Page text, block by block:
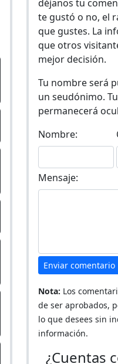
déjanos tu
te gustó o no, el
que gustes. La
que otros
mejor decisión.
Tu nombre será
un seudónimo.
permanecerá
Nombre:
Mensaje:
Enviar comentario
Nota: Los
de ser aprobados,
lo que desees sin
información.
¿Cuentas